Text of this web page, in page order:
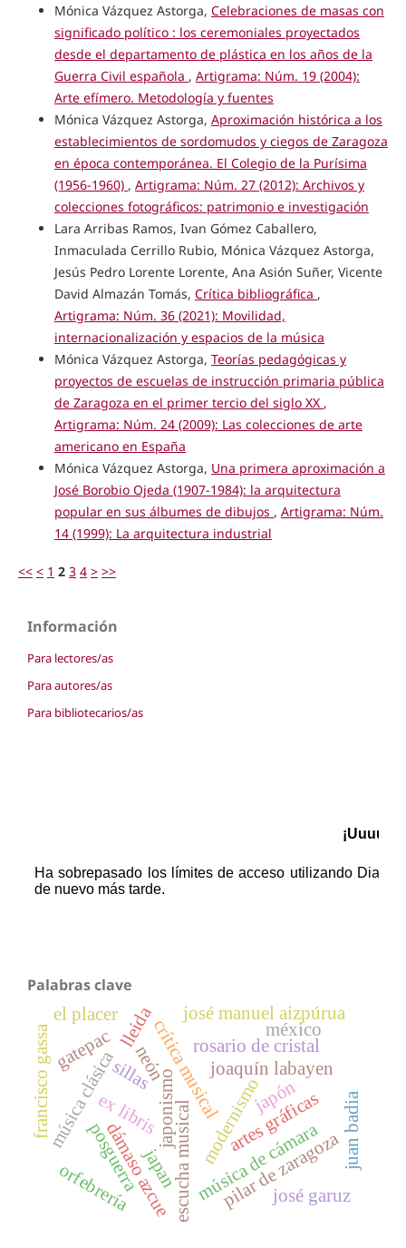
Mónica Vázquez Astorga, Celebraciones de masas con
significado político : los ceremoniales proyectados
desde el departamento de plástica en los años de la
Guerra Civil española , Artigrama: Núm. 19 (2004):
Arte efímero. Metodología y fuentes
Mónica Vázquez Astorga, Aproximación histórica a los
establecimientos de sordomudos y ciegos de Zaragoza
en época contemporánea. El Colegio de la Purísima
(1956-1960) , Artigrama: Núm. 27 (2012): Archivos y
colecciones fotográficos: patrimonio e investigación
Lara Arribas Ramos, Ivan Gómez Caballero,
Inmaculada Cerrillo Rubio, Mónica Vázquez Astorga,
Jesús Pedro Lorente Lorente, Ana Asión Suñer, Vicente
David Almazán Tomás, Crítica bibliográfica ,
Artigrama: Núm. 36 (2021): Movilidad,
internacionalización y espacios de la música
Mónica Vázquez Astorga, Teorías pedagógicas y
proyectos de escuelas de instrucción primaria pública
de Zaragoza en el primer tercio del siglo XX ,
Artigrama: Núm. 24 (2009): Las colecciones de arte
americano en España
Mónica Vázquez Astorga, Una primera aproximación a
José Borobio Ojeda (1907-1984): la arquitectura
popular en sus álbumes de dibujos , Artigrama: Núm.
14 (1999): La arquitectura industrial
<< < 1 2 3 4 > >>
Información
Para lectores/as
Para autores/as
Para bibliotecarios/as
Palabras clave
modernismo
artes gráficas
ex libris escucha musical
música clásica crítica musical
música de cámara
sillas
josé manuel aizpúrua
joaquín labayen
dámaso azcue
gatepac
posguerra pilar de zaragoza
neón rosario de cristal
lleida
orfebrería josé garuz
juan badia
francisco gassa japón
méxico
japan
japonismo
el placer